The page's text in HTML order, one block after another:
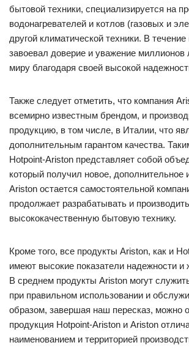
бытовой техники, специализируется на
водонагревателей и котлов (газовых и
другой климатической техники. В
завоевал доверие и уважение
миру благодаря своей высокой
Также следует отметить, что компания
всемирно известным брендом, и
продукцию, в том числе, в Италии, что
дополнительным гарантом качества.
Hotpoint-Ariston представляет собой
который получил новое, дополнительное
Ariston остается самостоятельной
продолжает разрабатывать и производить
высококачественную бытовую технику.
Кроме того, все продукты Ariston, как и
имеют высокие показатели надежности и
В среднем продукты Ariston могут
при правильном использовании и
образом, завершая наш пересказ, можно
продукция Hotpoint-Ariston и Ariston
наименованием и территорией